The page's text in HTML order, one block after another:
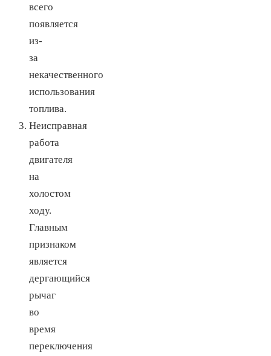
всего
появляется
из-
за
некачественного
использования
топлива.
Неисправная
работа
двигателя
на
холостом
ходу.
Главным
признаком
является
дергающийся
рычаг
во
время
переключения